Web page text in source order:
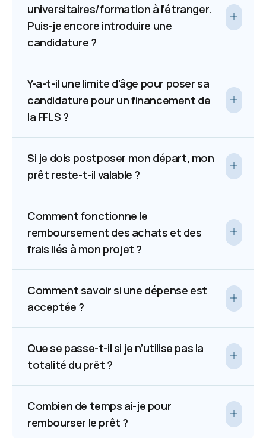
universitaires/formation à l’étranger.
Puis-je encore introduire une
candidature ?
Y-a-t-il une limite d’âge pour poser sa
candidature pour un financement de
la FFLS ?
Si je dois postposer mon départ, mon
prêt reste-t-il valable ?
Comment fonctionne le
remboursement des achats et des
frais liés à mon projet ?
Comment savoir si une dépense est
acceptée ?
Que se passe-t-il si je n’utilise pas la
totalité du prêt ?
Combien de temps ai-je pour
rembourser le prêt ?